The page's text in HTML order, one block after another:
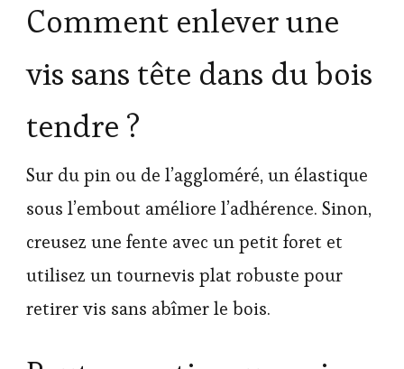
Comment enlever une
vis sans tête dans du bois
tendre ?
Sur du pin ou de l’aggloméré, un élastique
sous l’embout améliore l’adhérence. Sinon,
creusez une fente avec un petit foret et
utilisez un tournevis plat robuste pour
retirer vis sans abîmer le bois.